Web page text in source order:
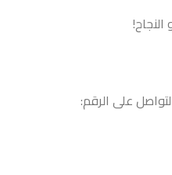
النجاح!
على الرقم: